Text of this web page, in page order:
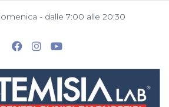
- dalle 7:00 alle 20:30